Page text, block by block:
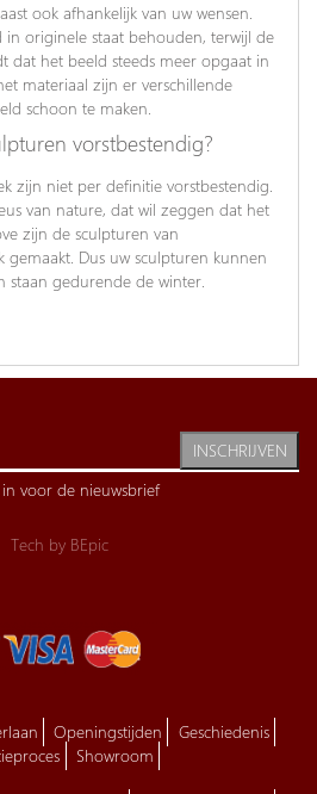
ook afhankelijk van uw wensen.
in originele staat behouden, terwijl de
dat het beeld steeds meer opgaat in
materiaal zijn er verschillende
schoon te maken.
vorstbestendig?
zijn niet per definitie vorstbestendig.
van nature, dat wil zeggen dat het
zijn de sculpturen van
gemaakt. Dus uw sculpturen kunnen
gedurende de winter.
INSCHRIJVEN
voor de nieuwsbrief
Tech by BEpic
Openingstijden
Geschiedenis
Showroom